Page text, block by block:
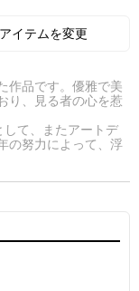
アイテムを変更
作品です。優雅で美
り、見る者の心を惹
して、またアートデ
の努力によって、浮
にしてみました。